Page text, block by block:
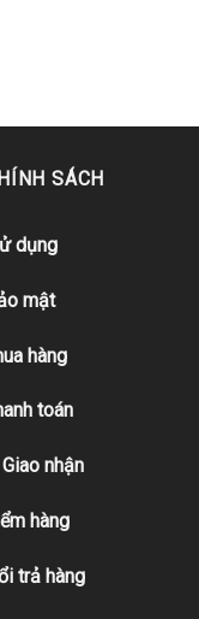
SÁCH
dụng
mật
hàng
toán
nhận
hàng
trả hàng